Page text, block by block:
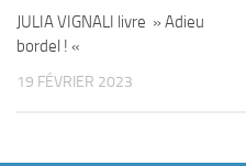
JULIA VIGNALI livre » Adieu
bordel ! «
19 FÉVRIER 2023